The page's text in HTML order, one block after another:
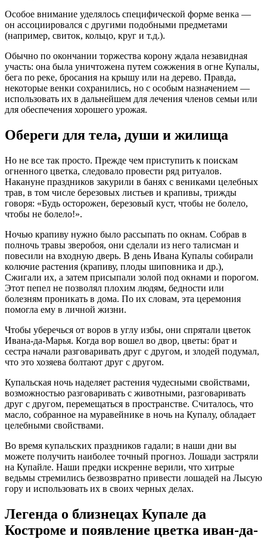
Особое внимание уделялось специфической форме венка —
он ассоциировался с другими подобными предметами
(например, свиток, кольцо, круг и т.д.).
Обычно по окончании торжества корону ждала незавидная
участь: она была уничтожена путем сожжения в огне Купалы,
бега по реке, бросания на крышу или на дерево. Правда,
некоторые венки сохранились, но с особым назначением —
использовать их в дальнейшем для лечения членов семьи или
для обеспечения хорошего урожая.
Обереги для тела, души и жилища
Но не все так просто. Прежде чем приступить к поискам
огненного цветка, следовало провести ряд ритуалов.
Накануне праздников закурили в банях с вениками целебных
трав, в том числе березовых листьев и крапивы, трижды
говоря: «Будь осторожен, березовый куст, чтобы не болело,
чтобы не болело!».
Ночью крапиву нужно было рассыпать по окнам. Собрав в
полночь травы зверобоя, они сделали из него талисман и
повесили на входную дверь. В день Ивана Купалы собирали
колючие растения (крапиву, плоды шиповника и др.),
Сжигали их, а затем присыпали золой под окнами и порогом.
Этот пепел не позволял плохим людям, бедности или
болезням проникать в дома. По их словам, эта церемония
помогла ему в личной жизни.
Чтобы уберечься от воров в углу избы, они спрятали цветок
Ивана-да-Марья. Когда вор вошел во двор, цветы: брат и
сестра начали разговаривать друг с другом, и злодей подумал,
что это хозяева болтают друг с другом.
Купальская ночь наделяет растения чудесными свойствами,
возможностью разговаривать с животными, разговаривать
друг с другом, перемещаться в пространстве. Считалось, что
масло, собранное на муравейнике в ночь на Купалу, обладает
целебными свойствами.
Во время купальских праздников гадали; в наши дни вы
можете получить наиболее точный прогноз. Лошади застряли
на Купайле. Наши предки искренне верили, что хитрые
ведьмы стремились безвозвратно привести лошадей на Лысую
гору и использовать их в своих черных делах.
Легенда о близнецах Купале да
Костроме и появление цветка иван-да-